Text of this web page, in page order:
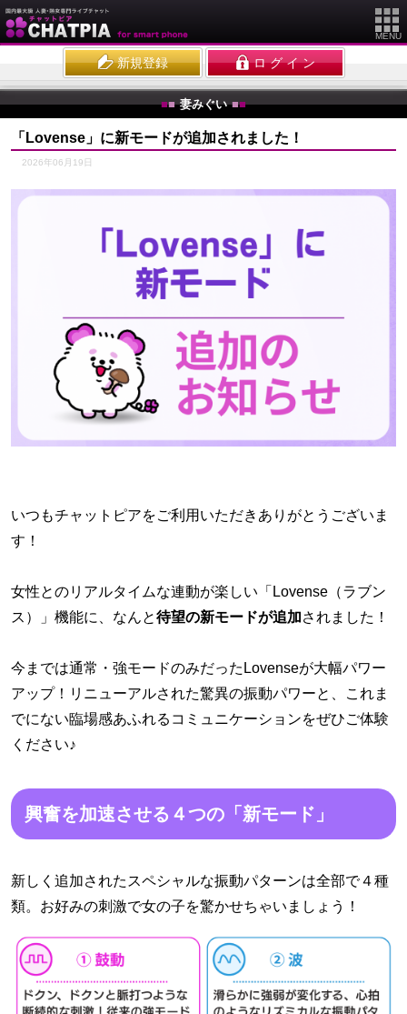
MENU
新規登録 ロ グ イ ン
■■ 妻みぐい ■■
「Lovense」に新モードが追加されました！
2026年06月19日
いつもチャットピアをご利用いただきありがとうございま
す！
女性とのリアルタイムな連動が楽しい「Lovense（ラブン
ス）」機能に、なんと待望の新モードが追加されました！
今までは通常・強モードのみだったLovenseが大幅パワー
アップ！リニューアルされた驚異の振動パワーと、これま
でにない臨場感あふれるコミュニケーションをぜひご体験
ください♪
興奮を加速させる４つの「新モード」
新しく追加されたスペシャルな振動パターンは全部で４種
類。お好みの刺激で女の子を驚かせちゃいましょう！